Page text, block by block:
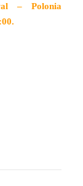
– Polonia